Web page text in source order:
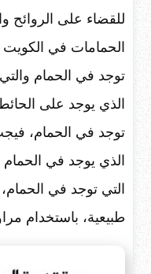
للقضاء على الروائح
الحمامات في الكويت
توجد في الحمام
الذي يوجد على
توجد في الحمام،
الذي يوجد في
التي توجد في
طبيعية، باستخدام